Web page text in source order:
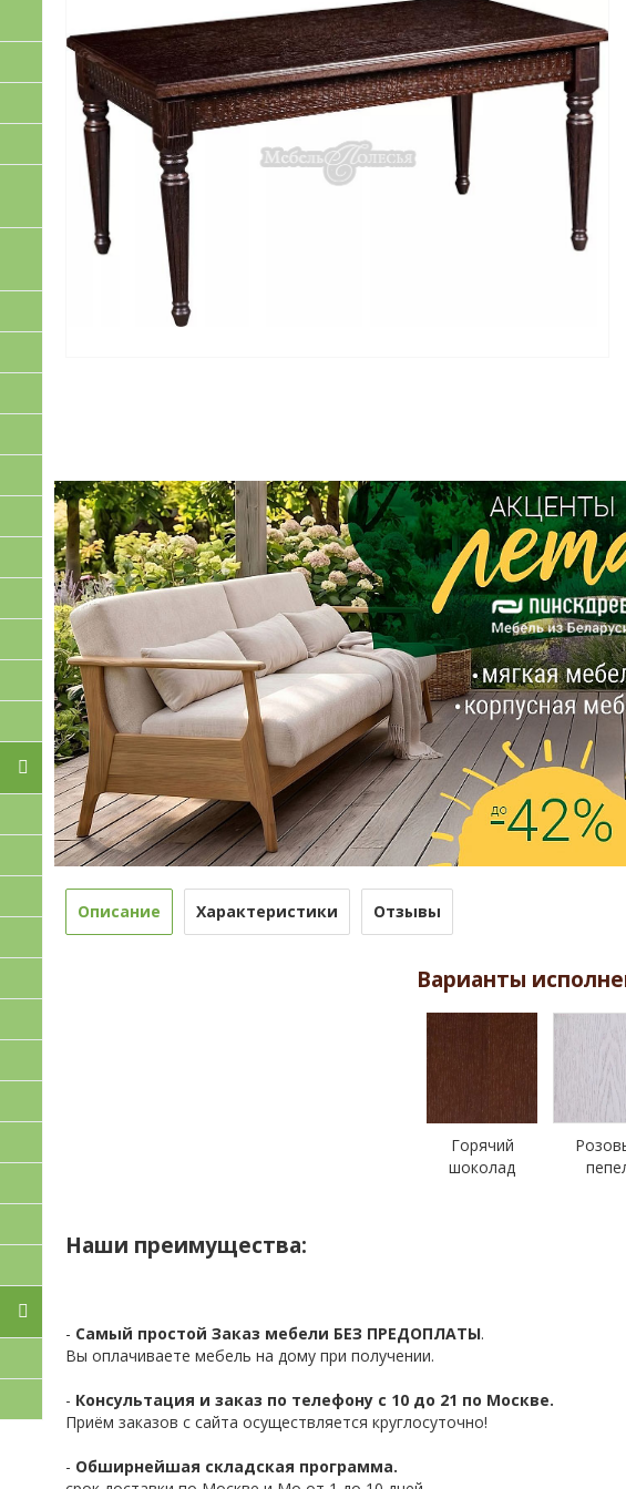
Описание Характеристики Отзывы
Варианты
Горячий
шоколад
Наши преимущества:
- Самый простой Заказ мебели БЕЗ ПРЕДОПЛАТЫ.
Вы оплачиваете мебель на дому при получении.
- Консультация и заказ по телефону с 10 до 21 по Москве.
Приём заказов с сайта осуществляется круглосуточно!
- Обширнейшая складская программа.